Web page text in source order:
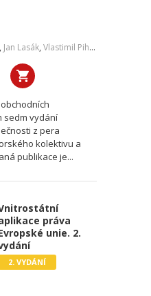
, Jan Lasák, Vlastimil Pihera
sedm vydání
z pera
kolektivu a
publikace je...
práva
unie. 2.
2. VYDÁNÍ